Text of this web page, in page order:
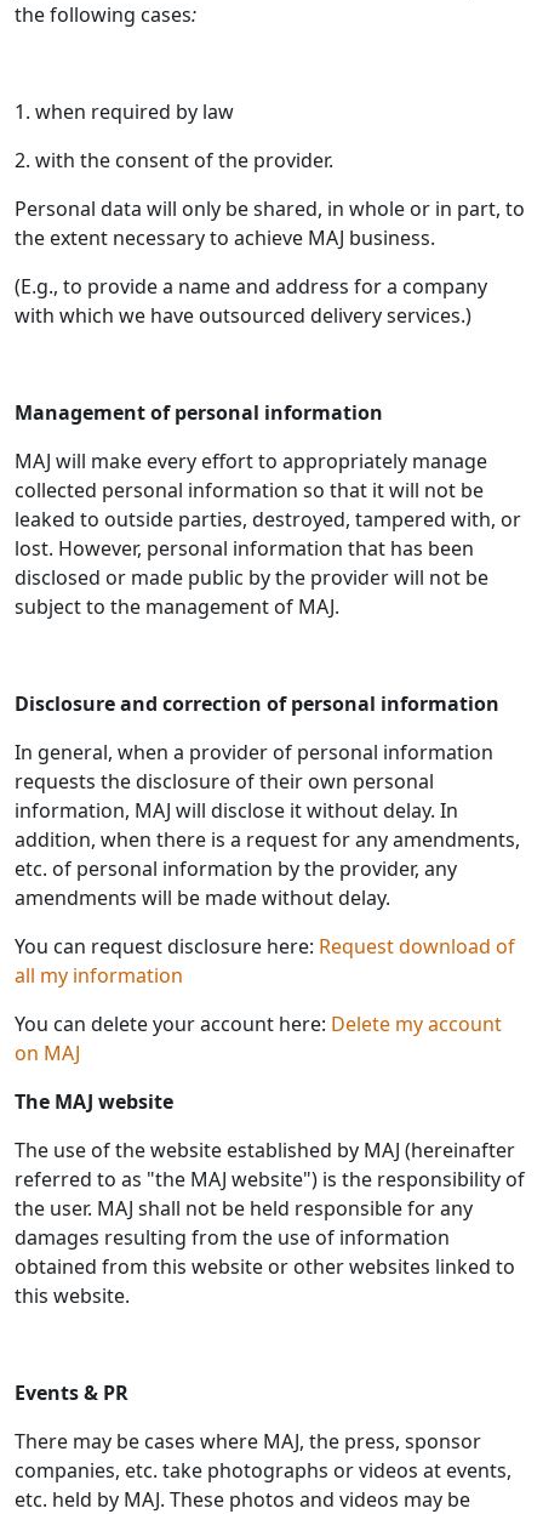
the following cases:
1. when required by law
2. with the consent of the provider.
Personal data will only be shared, in whole or in part, to
the extent necessary to achieve MAJ business.
(E.g., to provide a name and address for a company
with which we have outsourced delivery services.)
Management of personal information
MAJ will make every effort to appropriately manage
collected personal information so that it will not be
leaked to outside parties, destroyed, tampered with, or
lost. However, personal information that has been
disclosed or made public by the provider will not be
subject to the management of MAJ.
Disclosure and correction of personal information
In general, when a provider of personal information
requests the disclosure of their own personal
information, MAJ will disclose it without delay. In
addition, when there is a request for any amendments,
etc. of personal information by the provider, any
amendments will be made without delay.
You can request disclosure here: Request download of
all my information
You can delete your account here: Delete my account
on MAJ
The MAJ website
The use of the website established by MAJ (hereinafter
referred to as "the MAJ website") is the responsibility of
the user. MAJ shall not be held responsible for any
damages resulting from the use of information
obtained from this website or other websites linked to
this website.
Events & PR
There may be cases where MAJ, the press, sponsor
companies, etc. take photographs or videos at events,
etc. held by MAJ. These photos and videos may be